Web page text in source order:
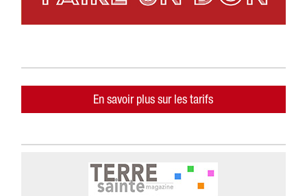
En savoir plus sur les tarifs